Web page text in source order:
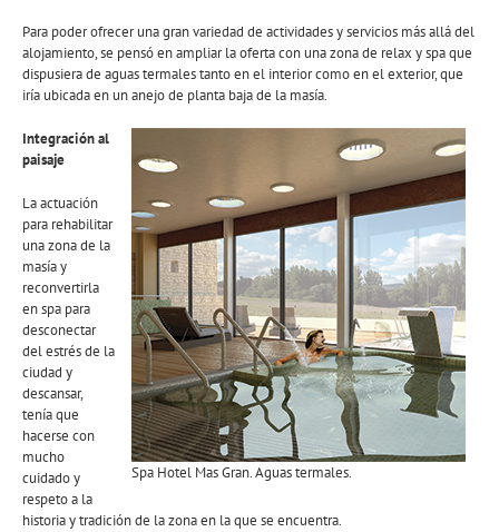
Para poder ofrecer una gran variedad de actividades y servicios más allá del
alojamiento, se pensó en ampliar la oferta con una zona de relax y spa que
dispusiera de aguas termales tanto en el interior como en el exterior, que
iría ubicada en un anejo de planta baja de la masía.
Spa Hotel Mas Gran. Aguas termales.
Integración al
paisaje
La actuación
para rehabilitar
una zona de la
masía y
reconvertirla
en spa para
desconectar
del estrés de la
ciudad y
descansar,
tenía que
hacerse con
mucho
cuidado y
respeto a la
historia y tradición de la zona en la que se encuentra.